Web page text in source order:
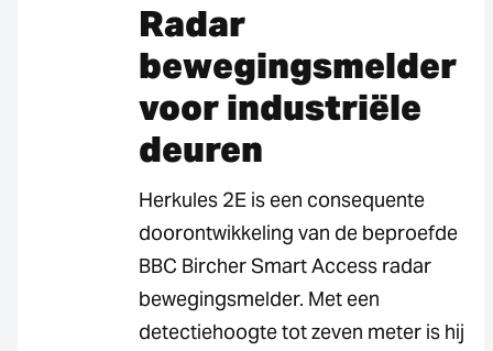
Radar
bewegingsmelder
voor industriële
deuren
Herkules 2E is een consequente
doorontwikkeling van de beproefde
BBC Bircher Smart Access radar
bewegingsmelder. Met een
detectiehoogte tot zeven meter is hij